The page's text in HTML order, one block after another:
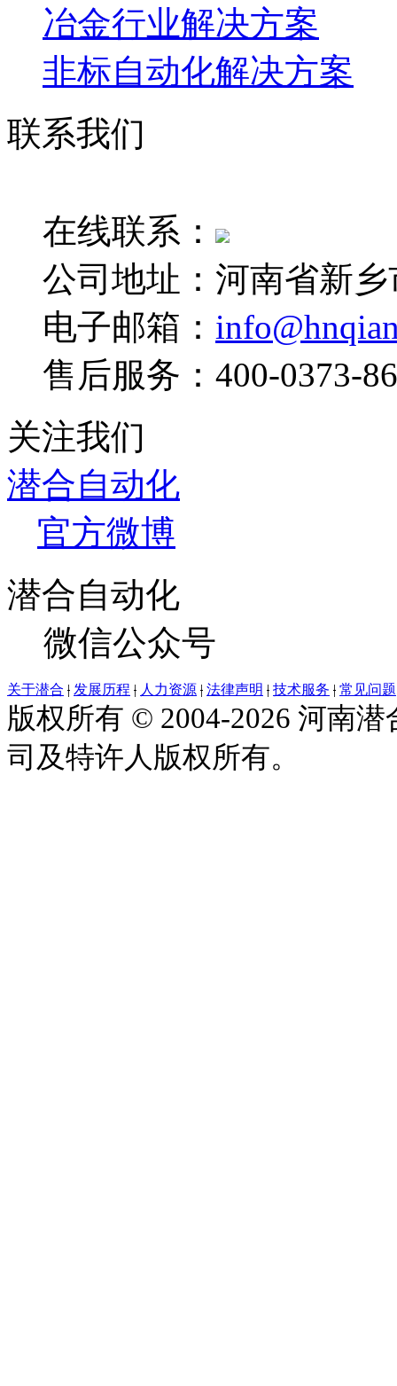
冶金行业解决方案
非标自动化解决方案
联系我们
在线联系：
公司地址：河南省新
电子邮箱：
售后服务：400-0373-
关注我们
潜合自动化
官方微博
潜合自动化
微信公众号
关于潜合 | 发展历程 | 人力资源 | 法律声明 | 技术服务 | 常见问题
版权所有 © 2004-2026 河南
司及特许人版权所有。